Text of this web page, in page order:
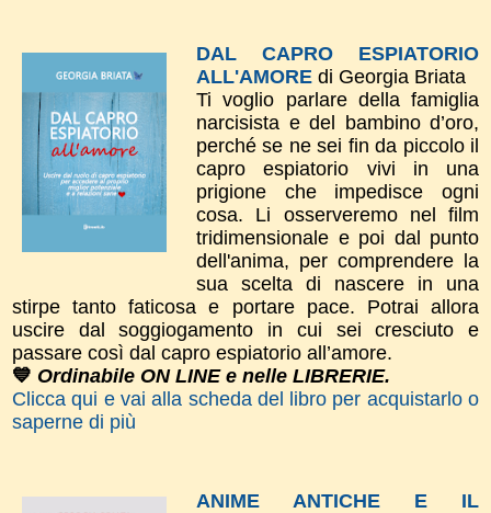
DAL CAPRO ESPIATORIO
ALL'AMORE di Georgia Briata
Ti voglio parlare della famiglia
narcisista e del bambino d’oro,
perché se ne sei fin da piccolo il
capro espiatorio vivi in una
prigione che impedisce ogni
cosa. Li osserveremo nel film
tridimensionale e poi dal punto
dell'anima, per comprendere la
sua scelta di nascere in una
stirpe tanto faticosa e portare pace. Potrai allora
uscire dal soggiogamento in cui sei cresciuto e
passare così dal capro espiatorio all’amore.
💙 Ordinabile ON LINE e nelle LIBRERIE.
Clicca qui e vai alla scheda del libro per acquistarlo o
saperne di più
ANIME ANTICHE E IL